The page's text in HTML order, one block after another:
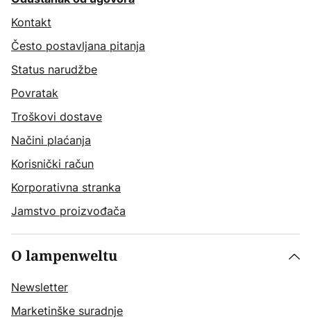
Kontakt
Često postavljana pitanja
Status narudžbe
Povratak
Troškovi dostave
Načini plaćanja
Korisnički račun
Korporativna stranka
Jamstvo proizvođača
O lampenweltu
Newsletter
Marketinške suradnje